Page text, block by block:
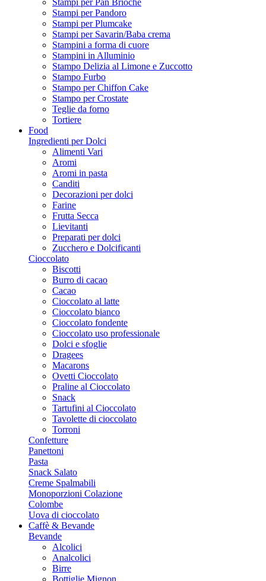
Stampi per Pan Brioche
Stampi per Pandoro
Stampi per Plumcake
Stampi per Savarin/Baba crema
Stampini a forma di cuore
Stampini in Alluminio
Stampo Delizia al Limone e Zuccotto
Stampo Furbo
Stampo per Chiffon Cake
Stampo per Crostate
Teglie da forno
Tortiere
Food
Ingredienti per Dolci
Alimenti Vari
Aromi
Aromi in pasta
Canditi
Decorazioni per dolci
Farine
Frutta Secca
Lievitanti
Preparati per dolci
Zucchero e Dolcificanti
Cioccolato
Biscotti
Burro di cacao
Cacao
Cioccolato al latte
Cioccolato bianco
Cioccolato fondente
Cioccolato uso professionale
Dolci e sfoglie
Dragees
Macarons
Ovetti Cioccolato
Praline al Cioccolato
Snack
Tartufini al Cioccolato
Tavolette di cioccolato
Torroni
Confetture
Panettoni
Pasta
Snack Salato
Creme Spalmabili
Monoporzioni Colazione
Colombe
Uova di cioccolato
Caffè & Bevande
Bevande
Alcolici
Analcolici
Birre
Bottiglie Mignon